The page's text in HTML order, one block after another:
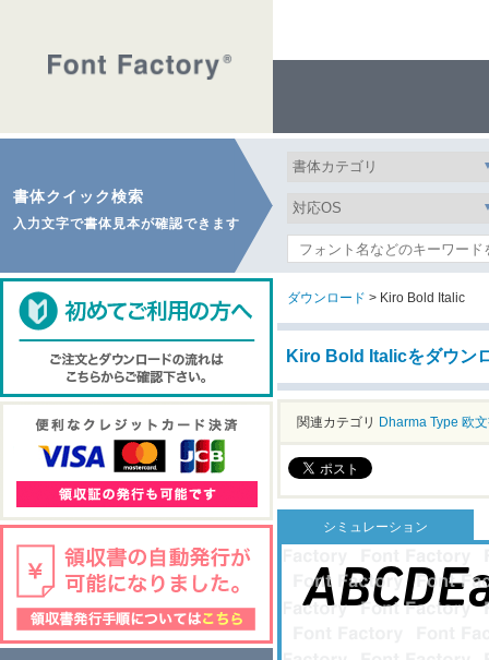
書体クイック検索
入力文字で書体見本が確認できます
ダウンロード > Kiro Bold Italic
Kiro Bold Italicをダウン
関連カテゴリ Dharma Type 欧
シミュレーション